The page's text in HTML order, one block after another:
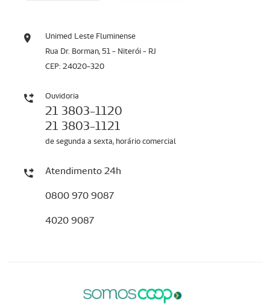
Unimed Leste Fluminense
Rua Dr. Borman, 51 - Niterói - RJ
CEP: 24020-320
Ouvidoria
21 3803-1120
21 3803-1121
de segunda a sexta, horário comercial
Atendimento 24h
0800 970 9087
4020 9087